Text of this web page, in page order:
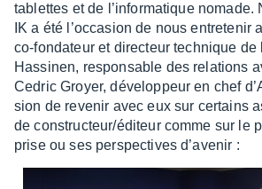
tablettes et de l’in­for­ma­tique nomade.
IK a été l’oc­ca­sion de nous entre­te­nir
co-fonda­teur et direc­teur tech­nique de
Hassi­nen, respon­sable des rela­tions
Cedric Groyer, déve­lop­peur en chef
sion de reve­nir avec eux sur certains
de construc­teur/éditeur comme sur le
prise ou ses pers­pec­tives d’ave­nir :